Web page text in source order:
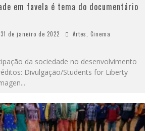
em favela é tema do documentário
31 de janeiro de 2022 Artes, Cinema
da sociedade no desenvolvimento
Divulgação/Students for Liberty
...